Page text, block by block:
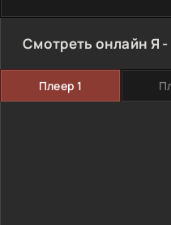
Смотреть онлайн Я
Плеер 1